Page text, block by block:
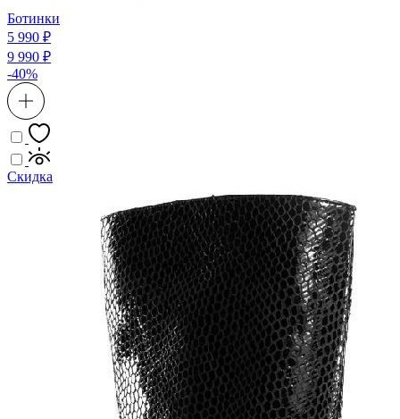
Ботинки
5 990 ₽
9 990 ₽
-40%
Скидка